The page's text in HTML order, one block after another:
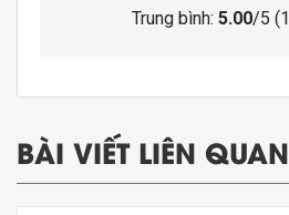
Trung bình: 5.00/5 (1
BÀI VIẾT LIÊN QUAN